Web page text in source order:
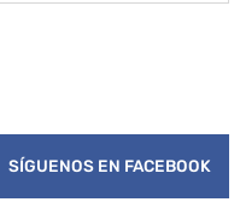
SÍGUENOS EN FACEBOOK